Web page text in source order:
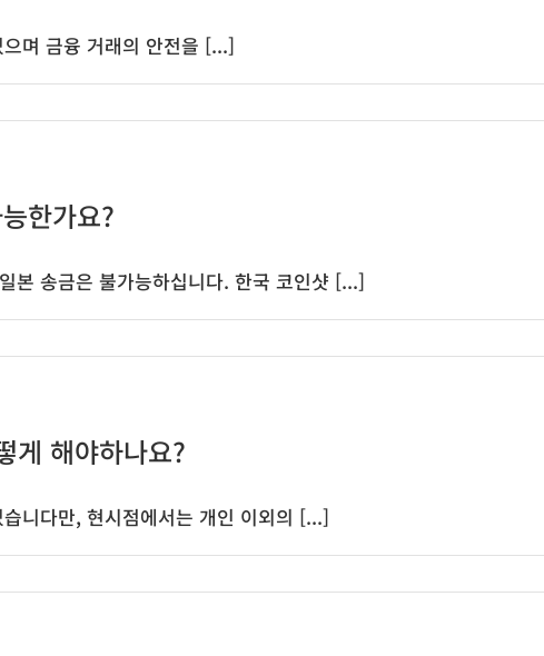
며 금융 거래의 안전을 [...]
한가요?
본 송금은 불가능하십니다. 한국 코인샷 [...]
게 해야하나요?
니다만, 현시점에서는 개인 이외의 [...]